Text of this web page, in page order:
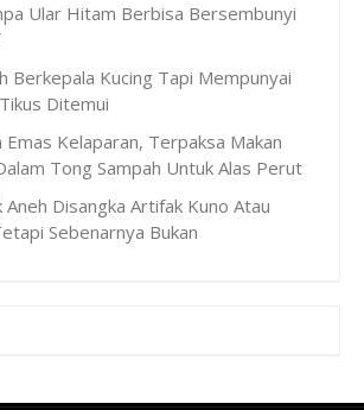
Ular Hitam Berbisa Bersembunyi
Berkepala Kucing Tapi Mempunyai
Ditemui
Emas Kelaparan, Terpaksa Makan
Tong Sampah Untuk Alas Perut
Aneh Disangka Artifak Kuno Atau
Sebenarnya Bukan